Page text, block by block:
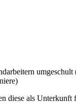
diese als Unterkunft